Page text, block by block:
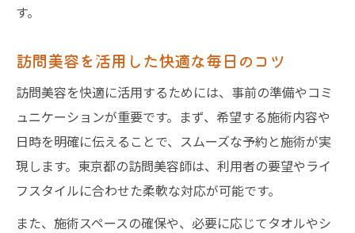
す。
訪問美容を活用した快適な毎日のコツ
訪問美容を快適に活用するためには、事前の準備やコミ
ュニケーションが重要です。まず、希望する施術内容や
日時を明確に伝えることで、スムーズな予約と施術が実
現します。東京都の訪問美容師は、利用者の要望やライ
フスタイルに合わせた柔軟な対応が可能です。
また、施術スペースの確保や、必要に応じてタオルやシ